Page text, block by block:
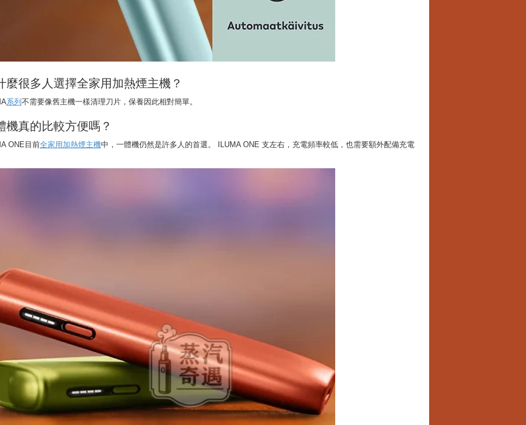
麼很多人選擇全家用加熱煙主機？
系列 不需要像舊主機一樣清理刀片，保養因此相對簡單。
機真的比較方便嗎？
ONE目前全家用加熱煙主機中，一體機仍然是許多人的首選。 ILUMA ONE 支左右，充電頻率較低，也需要額外配備充電